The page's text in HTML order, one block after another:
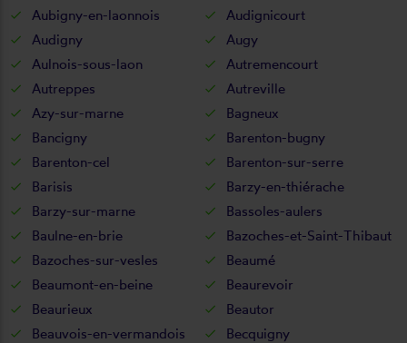
Aubigny-en-laonnois
Audignicourt
Audigny
Augy
Aulnois-sous-laon
Autremencourt
Autreppes
Autreville
Azy-sur-marne
Bagneux
Bancigny
Barenton-bugny
Barenton-cel
Barenton-sur-serre
Barisis
Barzy-en-thiérache
Barzy-sur-marne
Bassoles-aulers
Baulne-en-brie
Bazoches-et-Saint-Thibaut
Bazoches-sur-vesles
Beaumé
Beaumont-en-beine
Beaurevoir
Beaurieux
Beautor
Beauvois-en-vermandois
Becquigny